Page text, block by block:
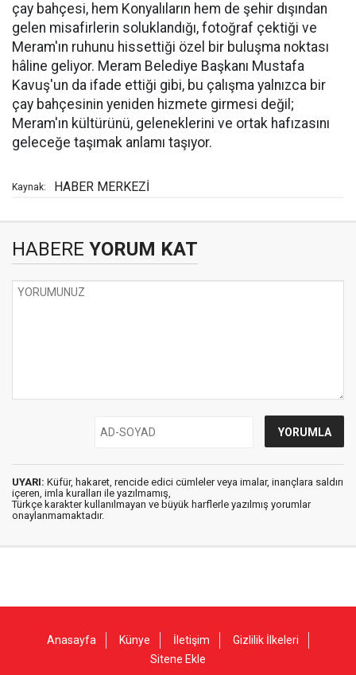
çay bahçesi, hem Konyalıların hem de şehir dışından
gelen misafirlerin soluklandığı, fotoğraf çektiği ve
Meram'ın ruhunu hissettiği özel bir buluşma noktası
hâline geliyor. Meram Belediye Başkanı Mustafa
Kavuş'un da ifade ettiği gibi, bu çalışma yalnızca bir
çay bahçesinin yeniden hizmete girmesi değil;
Meram'ın kültürünü, geleneklerini ve ortak hafızasını
geleceğe taşımak anlamı taşıyor.
Kaynak: HABER MERKEZİ
HABERE YORUM KAT
UYARI: Küfür, hakaret, rencide edici cümleler veya imalar, inançlara saldırı
içeren, imla kuralları ile yazılmamış,
Türkçe karakter kullanılmayan ve büyük harflerle yazılmış yorumlar
onaylanmamaktadır.
Anasayfa Künye İletişim
Gizlilik İlkeleri
Sitene Ekle